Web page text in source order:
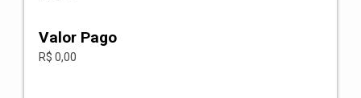
Valor Pago
R$ 0,00